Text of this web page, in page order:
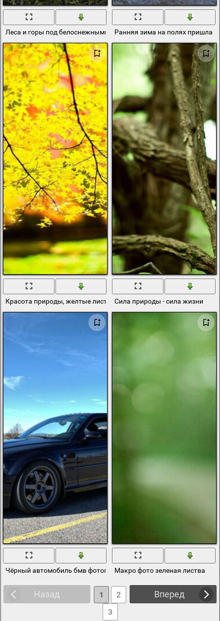
Леса и горы под белоснежными облакамиРанняя зима на полях пришла
Красота природы, желтые листья на деревеСила природы - сила жизни
Чёрный автомобиль бмв фотографияМакро фото зеленая листва
Назад Вперед
1
2
3